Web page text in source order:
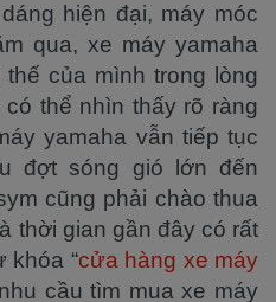
hiện đại, máy móc
qua, xe máy yamaha
của mình trong lòng
thể nhìn thấy rõ ràng
yamaha vẫn tiếp tục
đợt sóng gió lớn đến
cũng phải chào thua
thời gian gần đây có rất
khóa “cửa hàng xe máy
cầu tìm mua xe máy